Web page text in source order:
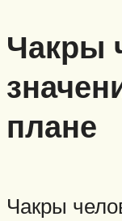
Чакры
плане
Чакры